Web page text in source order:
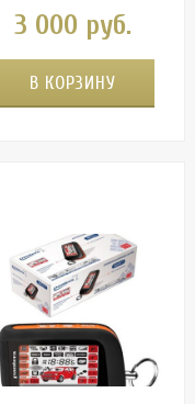
3 000 руб.
В КОРЗИНУ